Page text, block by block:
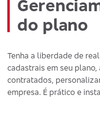
do plano
Tenha a liberdade de
cadastrais em seu
contratados,
empresa. É prático e